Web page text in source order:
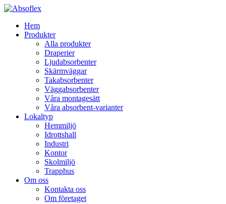
Hem
Produkter
Alla produkter
Draperier
Ljudabsorbenter
Skärmväggar
Takabsorbenter
Väggabsorbenter
Våra montagesätt
Våra absorbent-varianter
Lokaltyp
Hemmiljö
Idrottshall
Industri
Kontor
Skolmiljö
Trapphus
Om oss
Kontakta oss
Om företaget